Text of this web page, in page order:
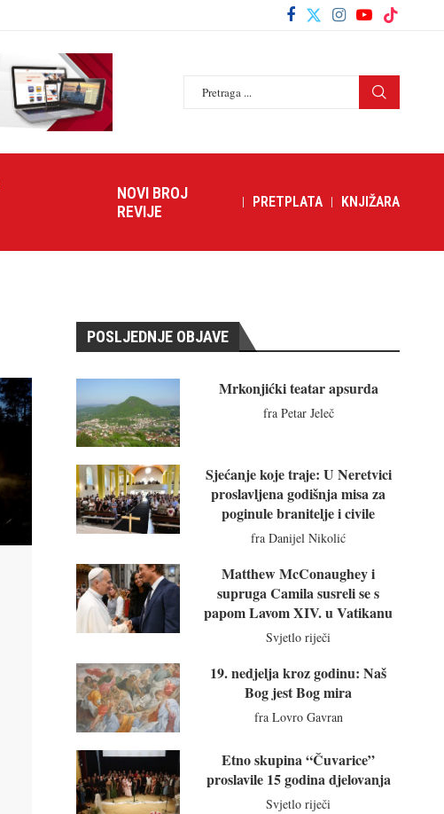
NOVI BROJ
REVIJE
PRETPLATA KNJIŽARA
POSLJEDNJE OBJAVE
Mrkonjićki teatar apsurda
fra Petar Jeleč
Sjećanje koje traje: U Neretvici
proslavljena godišnja misa za
poginule branitelje i civile
fra Danijel Nikolić
Matthew McConaughey i
supruga Camila susreli se s
papom Lavom XIV. u Vatikanu
Svjetlo riječi
19. nedjelja kroz godinu: Naš
Bog jest Bog mira
fra Lovro Gavran
Etno skupina “Čuvarice”
proslavile 15 godina djelovanja
Svjetlo riječi